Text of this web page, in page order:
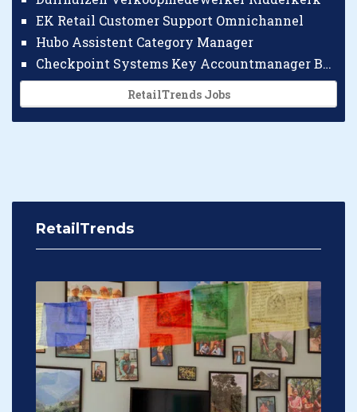
EK Retail Customer Support Omnichannel
Hubo Assistent Category Manager
Checkpoint Systems Key Accountmanager Benelux
RetailTrends Jobs
RetailTrends